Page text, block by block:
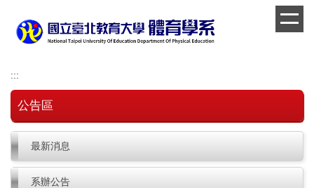
:::
公告區
最新消息
系辦公告